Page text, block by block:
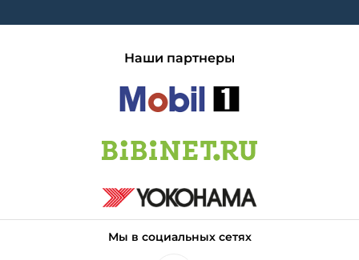
Наши партнеры
Мы в социальных сетях